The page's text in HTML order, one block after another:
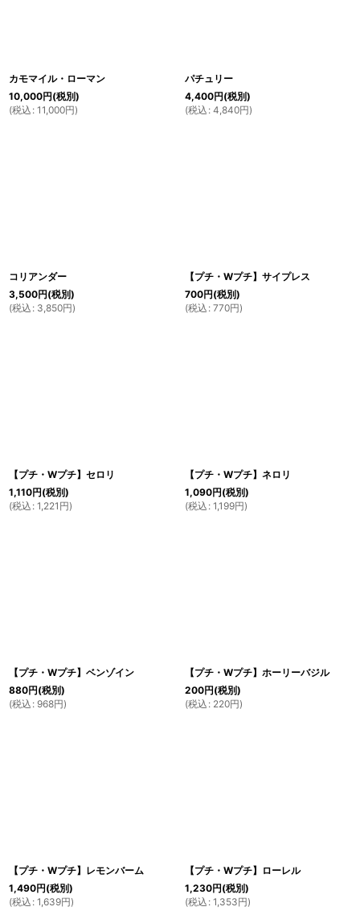
カモマイル・ローマン
10,000円(税別)
(税込 : 11,000円)
パチュリー
4,400円(税別)
(税込 : 4,840円)
コリアンダー
3,500円(税別)
(税込 : 3,850円)
【プチ・Wプチ】サイプレス
700円(税別)
(税込 : 770円)
【プチ・Wプチ】セロリ
1,110円(税別)
(税込 : 1,221 円)
【プチ・Wプチ】ネロリ
1,090円(税別)
(税込 : 1,199円)
【プチ・Wプチ】ベンゾイン
880円(税別)
(税込 : 968円)
【プチ・Wプチ】ホーリーバジル
200円(税別)
(税込 : 220円)
【プチ・Wプチ】レモンバーム
1,490円(税別)
(税込 : 1,639円)
【プチ・Wプチ】ローレル
1,230円(税別)
(税込 : 1,353円)